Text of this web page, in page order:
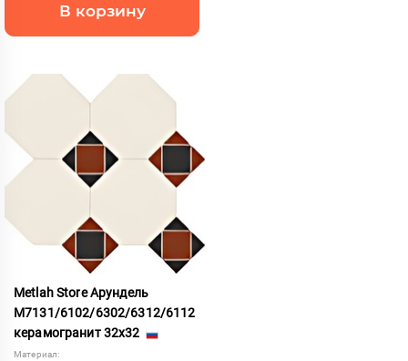
В корзину
Metlah Store Арундель
М7131/6102/6302/6312/6112
керамогранит 32x32
Материал: